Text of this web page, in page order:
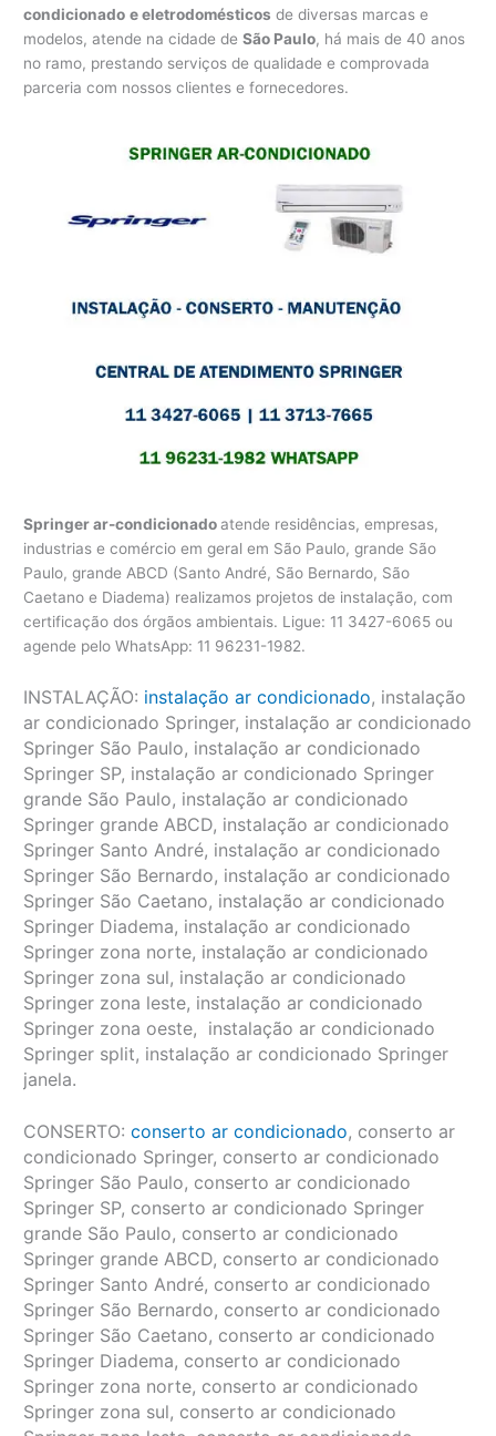
condicionado e eletrodomésticos de diversas marcas e
modelos, atende na cidade deSão Paulo, há mais de 40 anos
no ramo, prestando serviços de qualidade e comprovada
parceria com nossos clientes e fornecedores.
Springer ar-condicionadoatende residências, empresas,
industrias e comércio em geral em São Paulo, grande São
Paulo, grande ABCD (Santo André, São Bernardo, São
Caetano e Diadema) realizamos projetos de instalação, com
certificação dos órgãos ambientais. Ligue: 11 3427-6065 ou
agende pelo WhatsApp: 11 96231-1982.
INSTALAÇÃO: instalação ar condicionado, instalação
ar condicionado Springer, instalação ar condicionado
Springer São Paulo, instalação ar condicionado
Springer SP, instalação ar condicionado Springer
grande São Paulo, instalação ar condicionado
Springer grande ABCD, instalação ar condicionado
Springer Santo André, instalação ar condicionado
Springer São Bernardo, instalação ar condicionado
Springer São Caetano, instalação ar condicionado
Springer Diadema, instalação ar condicionado
Springer zona norte, instalação ar condicionado
Springer zona sul, instalação ar condicionado
Springer zona leste, instalação ar condicionado
Springer zona oeste, instalação ar condicionado
Springer split, instalação ar condicionado Springer
janela.
CONSERTO:conserto ar condicionado, conserto ar
condicionado Springer, conserto ar condicionado
Springer São Paulo, conserto ar condicionado
Springer SP, conserto ar condicionado Springer
grande São Paulo, conserto ar condicionado
Springer grande ABCD, conserto ar condicionado
Springer Santo André, conserto ar condicionado
Springer São Bernardo, conserto ar condicionado
Springer São Caetano, conserto ar condicionado
Springer Diadema, conserto ar condicionado
Springer zona norte, conserto ar condicionado
Springer zona sul, conserto ar condicionado